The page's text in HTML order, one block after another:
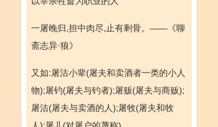
一屠晚归,担中肉尽,止有剩骨。——《聊
斋志异·狼》
又如:屠沽小辈(屠夫和卖酒者一类的小人
物);屠钓(屠夫与钓者);屠贩(屠夫与商贩);
屠沽(屠夫与卖酒的人);屠牧(屠夫和牧